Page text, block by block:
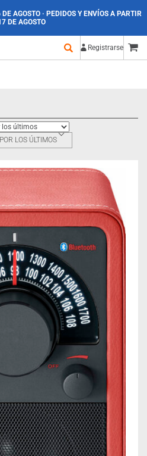
AGOSTO · PEDIDOS Y ENVÍOS A PARTIR
DE AGOSTO
Registrarse
LOS ÚLTIMOS